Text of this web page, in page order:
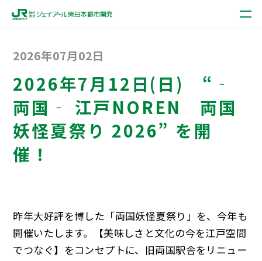
2026年07月02日
2026年7月12日(日) “‐
両国‐ 江戸NOREN 両国
妖怪夏祭り 2026” を開
催！
昨年大好評を博した「両国妖怪夏祭り」を、今年も
開催いたします。【美味しさと文化の今を江戸空間
でつなぐ】をコンセプトに、旧両国駅舎をリニュー